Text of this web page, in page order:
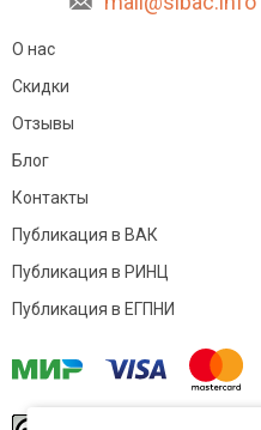
О нас
Скидки
Отзывы
Блог
Контакты
Публикация в ВАК
Публикация в РИНЦ
Публикация в ЕГПНИ